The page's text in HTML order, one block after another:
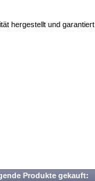
hergestellt und garantiert
Produkte gekauft: